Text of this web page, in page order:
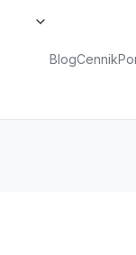
BlogCennik